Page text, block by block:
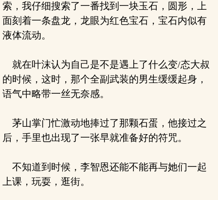
索，我仔细搜索了一番找到一块玉石，圆形，上
面刻着一条盘龙，龙眼为红色宝石，宝石内似有
液体流动。
就在叶沫认为自己是不是遇上了什么变/态大叔
的时候，这时，那个全副武装的男生缓缓起身，
语气中略带一丝无奈感。
茅山掌门忙激动地捧过了那颗石蛋，他接过之
后，手里也出现了一张早就准备好的符咒。
不知道到时候，李智恩还能不能再与她们一起
上课，玩耍，逛街。